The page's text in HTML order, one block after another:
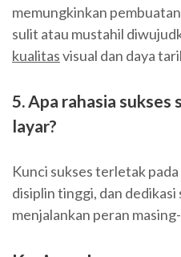
memungkinkan
sulit atau mustahil
kualitasvisual dan daya
5. Apa rahasia sukses
layar?
Kunci sukses terletak
disiplin tinggi, dan
menjalankan peran